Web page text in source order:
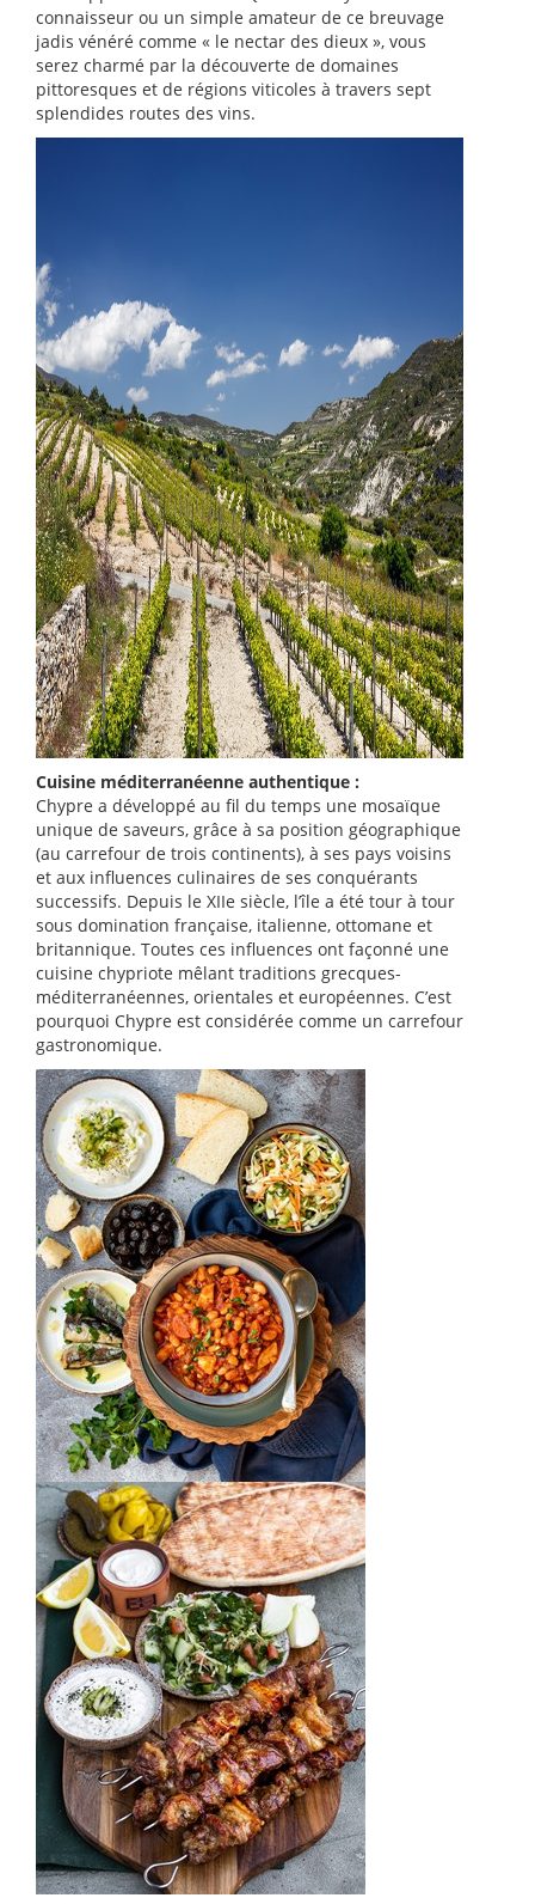
connaisseur ou un simple amateur de ce breuvage
jadis vénéré comme « le nectar des dieux », vous
serez charmé par la découverte de domaines
pittoresques et de régions viticoles à travers sept
splendides routes des vins.
Cuisine méditerranéenne authentique :
Chypre a développé au fil du temps une mosaïque
unique de saveurs, grâce à sa position géographique
(au carrefour de trois continents), à ses pays voisins
et aux influences culinaires de ses conquérants
successifs. Depuis le XIIe siècle, l’île a été tour à tour
sous domination française, italienne, ottomane et
britannique. Toutes ces influences ont façonné une
cuisine chypriote mêlant traditions grecques-
méditerranéennes, orientales et européennes. C’est
pourquoi Chypre est considérée comme un carrefour
gastronomique.